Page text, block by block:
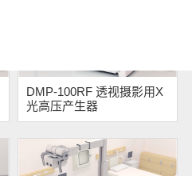
DMP-100RF 透视摄影用X
光高压产生器